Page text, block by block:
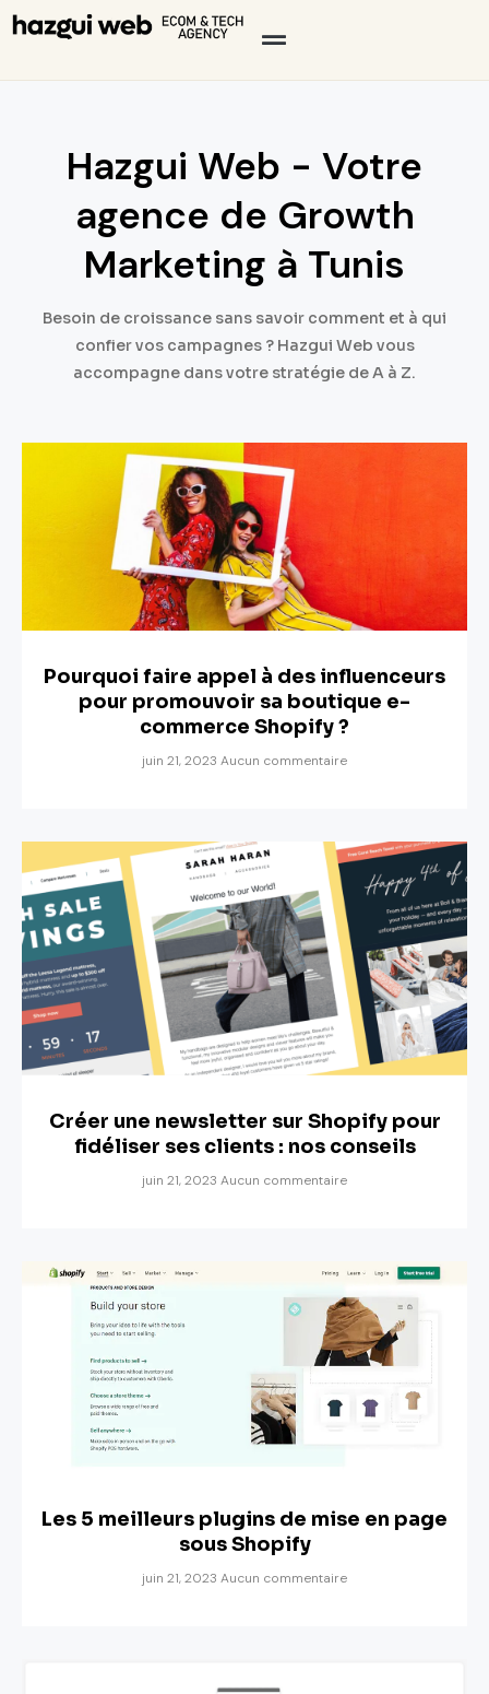
Hazgui Web - Votre
agence de Growth
Marketing à Tunis
Besoin de croissance sans savoir comment et à qui
confier vos campagnes ? Hazgui Web vous
accompagne dans votre stratégie de A à Z.
Pourquoi faire appel à des influenceurs
pour promouvoir sa boutique e-
commerce Shopify ?
juin 21, 2023 Aucun commentaire
Créer une newsletter sur Shopify pour
fidéliser ses clients : nos conseils
juin 21, 2023 Aucun commentaire
Les 5 meilleurs plugins de mise en page
sous Shopify
juin 21, 2023 Aucun commentaire